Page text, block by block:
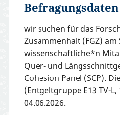
Befragungsdaten
wir suchen für das
Zusammenhalt (FGZ)
wissenschaftliche*n
Quer- und
Cohesion Panel (SCP).
(Entgeltgruppe E13 TV-
04.06.2026.